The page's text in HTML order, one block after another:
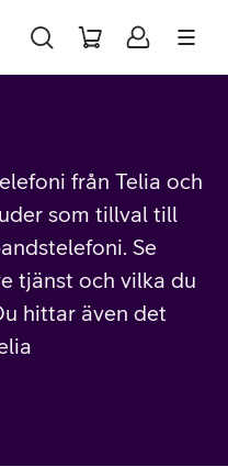
från Telia och
som tillval till
Se
tjänst och vilka du
hittar även det